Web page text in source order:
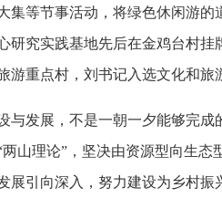
集等节事活动，将绿色休闲游
研究实践基地先后在金鸡台村
游重点村，刘书记入选文化和
与发展，不是一朝一夕能够完
两山理论”，坚决由资源型向生
展引向深入，努力建设为乡村振